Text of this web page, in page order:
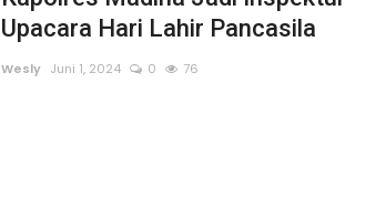
Upacara Hari Lahir Pancasila
Wesly Juni 1, 2024 0 76